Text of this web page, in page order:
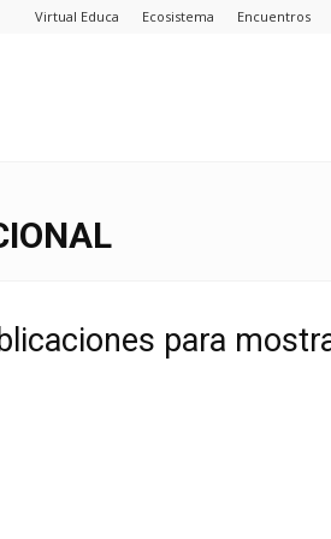
Virtual Educa Ecosistema Encuentros
para